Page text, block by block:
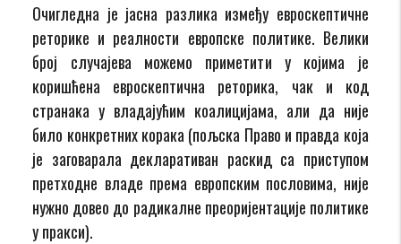
Очигледна је јасна разлика између евроскептичне
реторике и реалности европске политике. Велики
број случајева можемо приметити у којима је
коришћена евроскептична реторика, чак и код
странака у владајућим коалицијама, али да није
било конкретних корака (пољска Право и правда која
је заговарала декларативан раскид са приступом
претходне владе према европским пословима, није
нужно довео до радикалне преоријентације политике
у пракси).